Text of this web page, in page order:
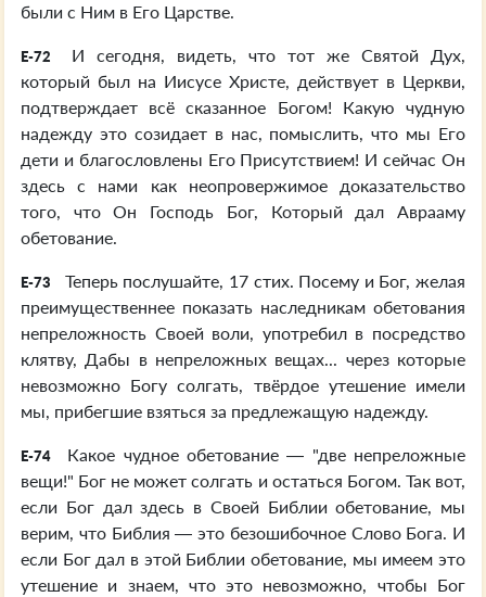
были с Ним в Его Царстве.
E-72
И сегодня, видеть, что тот же Святой Дух,
который был на Иисусе Христе, действует в Церкви,
подтверждает всё сказанное Богом! Какую чудную
надежду это созидает в нас, помыслить, что мы Его
дети и благословлены Его Присутствием! И сейчас Он
здесь с нами как неопровержимое доказательство
того, что Он Господь Бог, Который дал Аврааму
обетование.
E-73
Теперь послушайте, 17 стих. Посему и Бог, желая
преимущественнее показать наследникам обетования
непреложность Своей воли, употребил в посредство
клятву, Дабы в непреложных вещах... через которые
невозможно Богу солгать, твёрдое утешение имели
мы, прибегшие взяться за предлежащую надежду.
E-74
Какое чудное обетование — "две непреложные
вещи!" Бог не может солгать и остаться Богом. Так вот,
если Бог дал здесь в Своей Библии обетование, мы
верим, что Библия — это безошибочное Слово Бога. И
если Бог дал в этой Библии обетование, мы имеем это
утешение и знаем, что это невозможно, чтобы Бог